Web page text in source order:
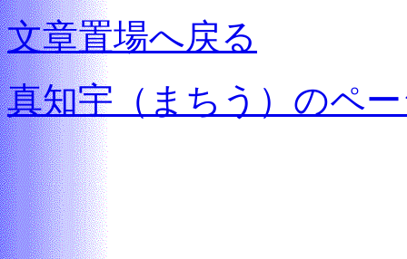
文章置場へ戻る
真知宇（まちう）のペ